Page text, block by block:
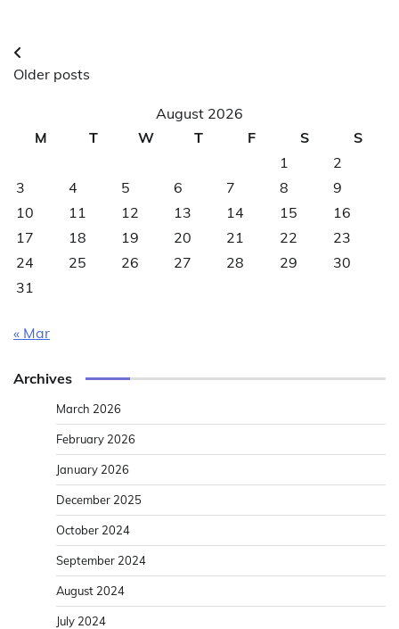
Posts
navigation
Older posts
August 2026
M
T W T F S
S
1
2
3
4 5 6 7 8
9
10
11 12 13 14 15
16
17
18 19 20 21 22
23
24
25 26 27 28 29
30
31
« Mar
Archives
March 2026
February 2026
January 2026
December 2025
October 2024
September 2024
August 2024
July 2024